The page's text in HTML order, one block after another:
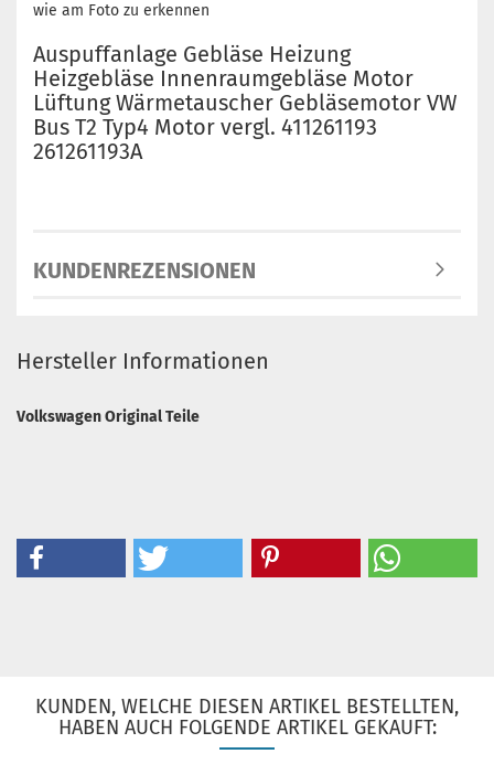
wie am Foto zu erkennen
Auspuffanlage Gebläse Heizung
Heizgebläse Innenraumgebläse Motor
Lüftung Wärmetauscher Gebläsemotor VW
Bus T2 Typ4 Motor vergl. 411261193
261261193A
KUNDENREZENSIONEN
Hersteller Informationen
Volkswagen Original Teile
KUNDEN, WELCHE DIESEN ARTIKEL BESTELLTEN,
HABEN AUCH FOLGENDE ARTIKEL GEKAUFT: